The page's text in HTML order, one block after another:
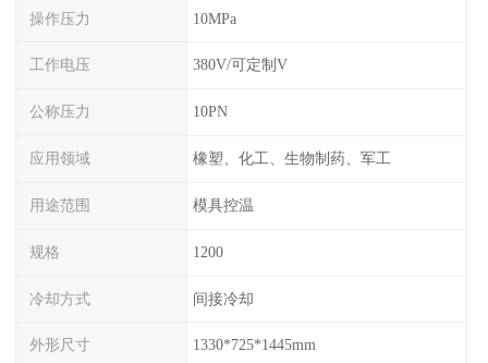
操作压力 10MPa
工作电压 380V/可定制V
公称压力 10PN
应用领域 橡塑、化工、生物制药、军工
用途范围 模具控温
规格 1200
冷却方式 间接冷却
外形尺寸 1330*725*1445mm